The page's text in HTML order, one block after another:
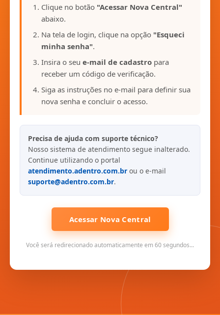
Clique no botão "Acessar Nova Central"
abaixo.
Na tela de login, clique na opção "Esqueci
minha senha".
Insira o seu e-mail de cadastro para
receber um código de verificação.
Siga as instruções no e-mail para definir sua
nova senha e concluir o acesso.
Precisa de ajuda com suporte técnico?
Nosso sistema de atendimento segue inalterado.
Continue utilizando o portal
atendimento.adentro.com.br ou o e-mail
suporte@adentro.com.br.
Acessar Nova Central
Você será redirecionado automaticamente em 60 segundos...